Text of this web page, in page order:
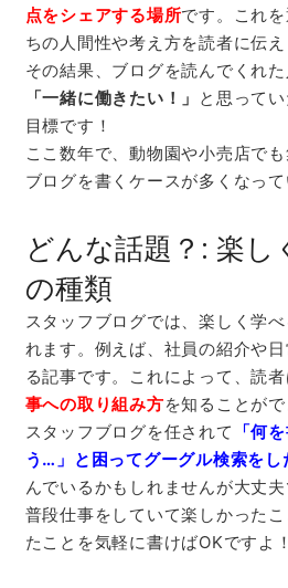
点をシェアする場所です。これ
ちの人間性や考え方を読者に伝え
その結果、ブログを読んでくれ
「一緒に働きたい！」 と思って
目標です！
ここ数年で、動物園や小売店で
ブログを書くケースが多くなって
どんな話題？: 楽し
の種類
スタッフブログでは、楽しく学
れます。例えば、社員の紹介や
る記事です。これによって、読者
事への取り組み方を知ることがで
スタッフブログを任されて
「何
う…」と困ってグーグル検索をし
んでいるかもしれませんが大丈夫
普段仕事をしていて楽しかった
たことを気軽に書けばOKですよ！